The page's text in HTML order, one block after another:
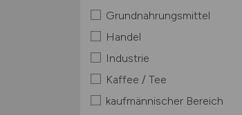
Grundnahrungsmittel
Handel
Industrie
Kaffee / Tee
kaufmännischer Bereich